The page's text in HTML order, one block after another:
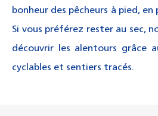
bonheur des pêcheurs à pied,
Si vous préférez rester au sec,
découvrir les alentours grâce
cyclables et sentiers tracés.